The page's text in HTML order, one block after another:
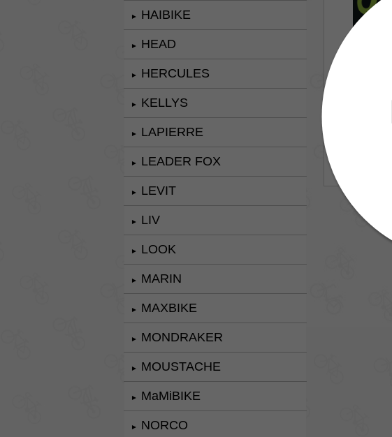
► HAIBIKE
► HEAD
► HERCULES
► KELLYS
► LAPIERRE
► LEADER FOX
► LEVIT
► LIV
► LOOK
► MARIN
► MAXBIKE
► MONDRAKER
► MOUSTACHE
► MaMiBIKE
► NORCO